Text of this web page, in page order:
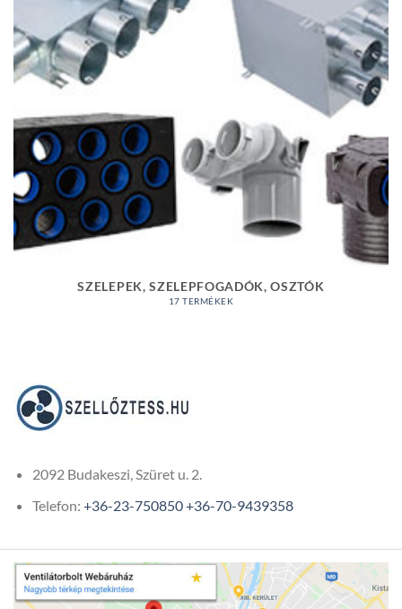
SZELEPEK, SZELEPFOGADÓK, OSZTÓK
17 TERMÉKEK
2092 Budakeszi, Szüret u. 2.
Telefon: +36-23-750850+36-70-9439358